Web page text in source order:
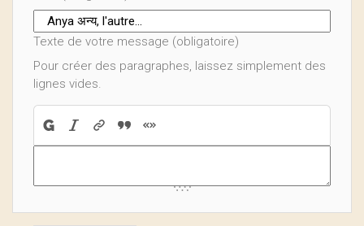
Texte de votre message (obligatoire)
Pour créer des paragraphes, laissez simplement des
lignes vides.